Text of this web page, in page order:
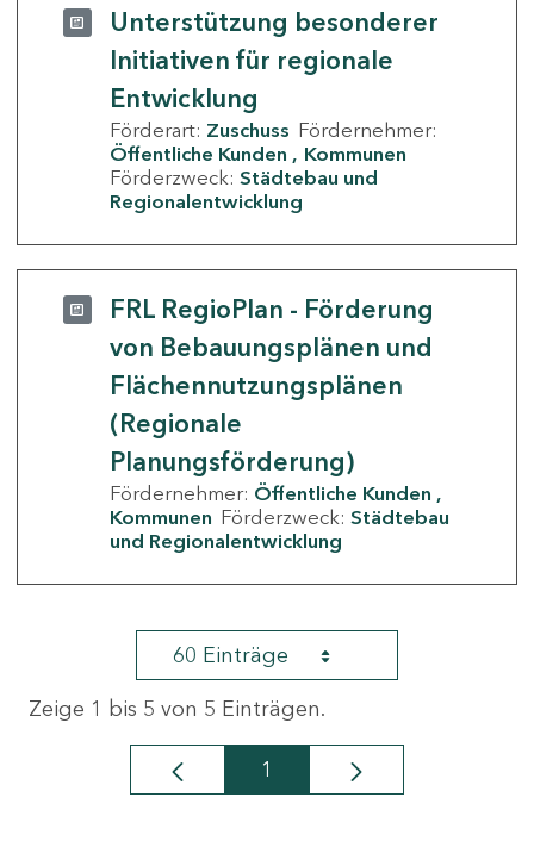
Unterstützung besonderer
Initiativen für regionale
Entwicklung
Förderart: Zuschuss Fördernehmer:
Öffentliche Kunden
Kommunen
Förderzweck: Städtebau und
Regionalentwicklung
FRL RegioPlan - Förderung
von Bebauungsplänen und
Flächennutzungsplänen
(Regionale
Planungsförderung)
Fördernehmer: Öffentliche Kunden
Kommunen Förderzweck: Städtebau
und Regionalentwicklung
60 Einträge
Zeige 1 bis 5 von 5 Einträgen.
Seite
1